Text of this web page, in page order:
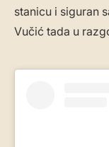
stanicu i siguran
Vučić tada u